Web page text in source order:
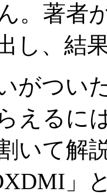
。著者
し、結
がつい
えるに
いて解
」